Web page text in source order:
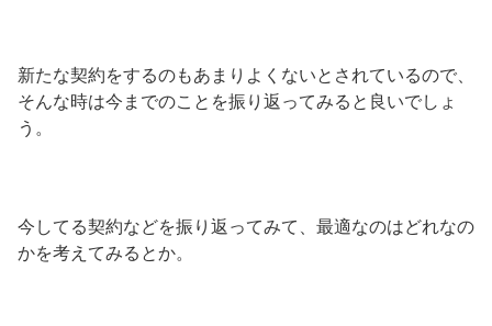
新たな契約をするのもあまりよくないとされているので、
そんな時は今までのことを振り返ってみると良いでしょ
う。
今してる契約などを振り返ってみて、最適なのはどれなの
かを考えてみるとか。